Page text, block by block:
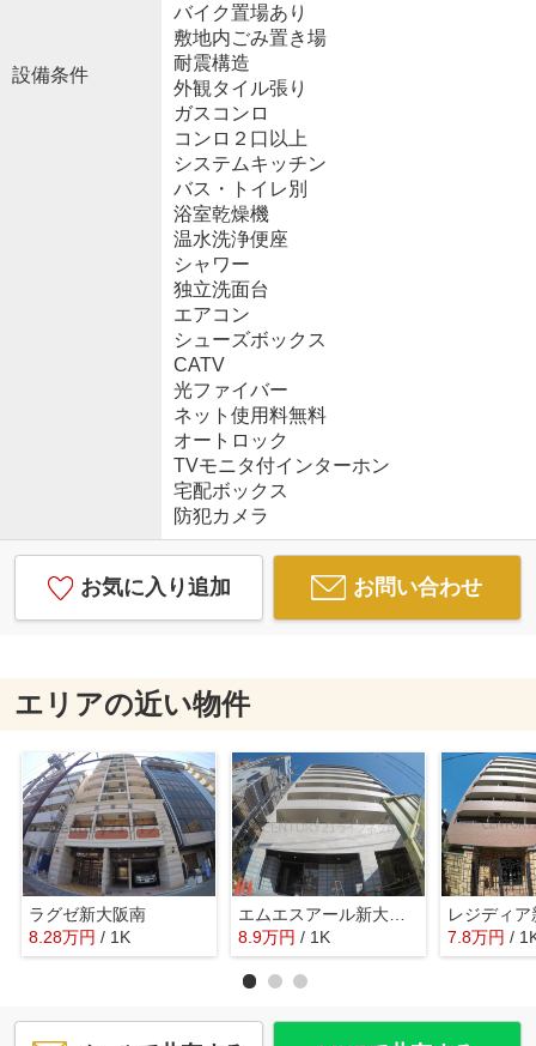
設備条件
バイク置場あり
敷地内ごみ置き場
耐震構造
外観タイル張り
ガスコンロ
コンロ２口以上
システムキッチン
バス・トイレ別
浴室乾燥機
温水洗浄便座
シャワー
独立洗面台
エアコン
シューズボックス
CATV
光ファイバー
ネット使用料無料
オートロック
TVモニタ付インターホン
宅配ボックス
防犯カメラ
お気に入り追加 お問い合わせ
エリアの近い物件
ラグゼ新大阪南
8.28万円 / 1K
エムエスアール新大阪南
8.9万円 / 1K
レジディ
7.8万円 /